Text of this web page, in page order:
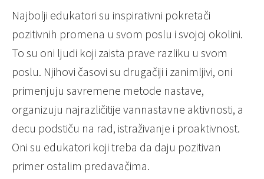
Najbolji edukatori su inspirativni pokretači
pozitivnih promena u svom poslu i svojoj okolini.
To su oni ljudi koji zaista prave razliku u svom
poslu. Njihovi časovi su drugačiji i zanimljivi, oni
primenjuju savremene metode nastave,
organizuju najrazličitije vannastavne aktivnosti, a
decu podstiču na rad, istraživanje i proaktivnost.
Oni su edukatori koji treba da daju pozitivan
primer ostalim predavačima.